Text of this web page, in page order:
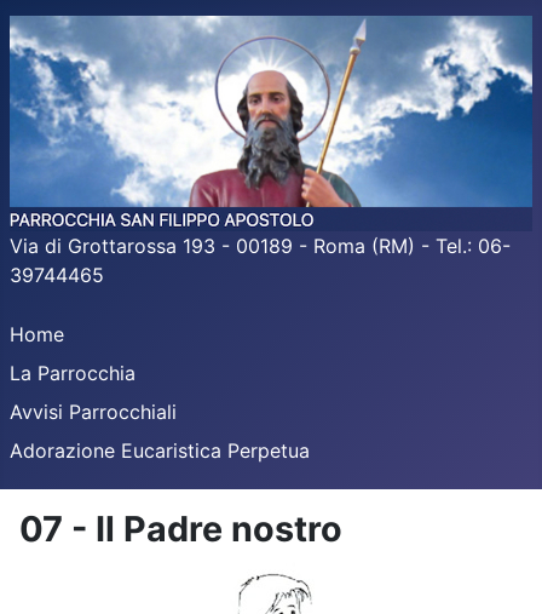
Via di Grottarossa 193 - 00189 - Roma (RM) - Tel.: 06-
39744465
Home
La Parrocchia
Avvisi Parrocchiali
Adorazione Eucaristica Perpetua
07 - Il Padre nostro